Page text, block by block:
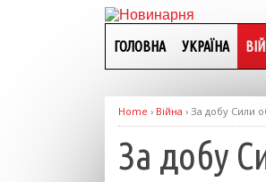
ГОЛОВНА УКРАЇНА
Home › Війна › За добу Сили
За добу